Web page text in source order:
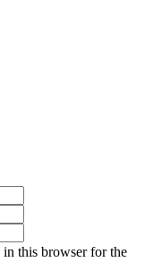
in this browser for the